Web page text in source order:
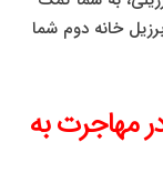
خانه دوم شما
مهاجرت به